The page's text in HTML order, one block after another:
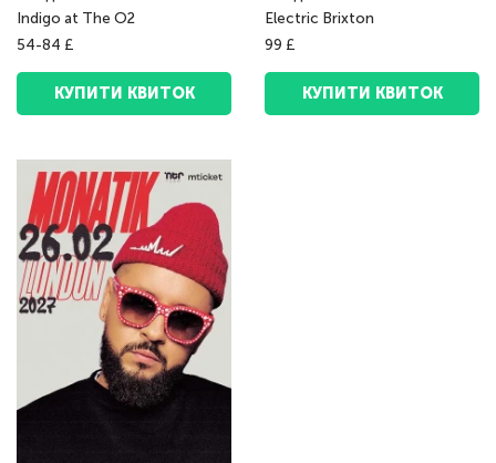
Indigo at The O2
54-84 £
КУПИТИ КВИТОК
Electric Brixton
99 £
КУПИТИ КВИТОК